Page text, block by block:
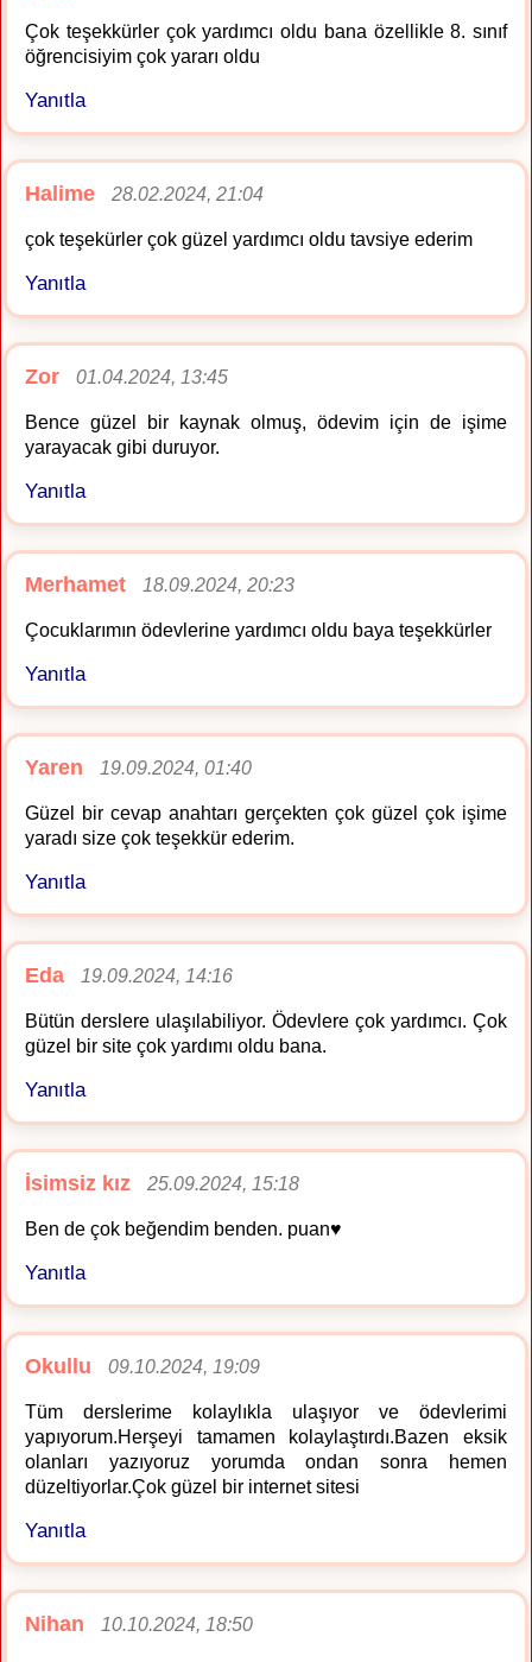
Çok teşekkürler çok yardımcı oldu bana özellikle 8. sınıf
öğrencisiyim çok yararı oldu
Yanıtla
Halime 28.02.2024, 21:04
çok teşekürler çok güzel yardımcı oldu tavsiye ederim
Yanıtla
Zor 01.04.2024, 13:45
Bence güzel bir kaynak olmuş, ödevim için de işime
yarayacak gibi duruyor.
Yanıtla
Merhamet 18.09.2024, 20:23
Çocuklarımın ödevlerine yardımcı oldu baya teşekkürler
Yanıtla
Yaren 19.09.2024, 01:40
Güzel bir cevap anahtarı gerçekten çok güzel çok işime
yaradı size çok teşekkür ederim.
Yanıtla
Eda 19.09.2024, 14:16
Bütün derslere ulaşılabiliyor. Ödevlere çok yardımcı. Çok
güzel bir site çok yardımı oldu bana.
Yanıtla
İsimsiz kız 25.09.2024, 15:18
Ben de çok beğendim benden. puan♥️
Yanıtla
Okullu 09.10.2024, 19:09
Tüm derslerime kolaylıkla ulaşıyor ve ödevlerimi
yapıyorum.Herşeyi tamamen kolaylaştırdı.Bazen eksik
olanları yazıyoruz yorumda ondan sonra hemen
düzeltiyorlar.Çok güzel bir internet sitesi
Yanıtla
Nihan 10.10.2024, 18:50